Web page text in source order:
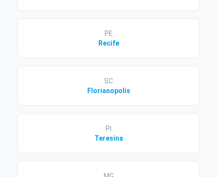
PE
Recife
SC
Florianopolis
PI
Teresina